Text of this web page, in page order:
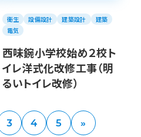
衛生 設備設計 建築設計
建築
電気
西味鋺小学校始め２校ト
イレ洋式化改修工事（明
るいトイレ改修）
3 4 5 »